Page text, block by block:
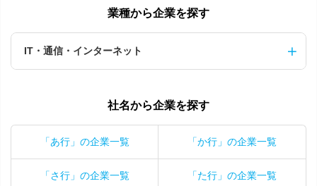
業種から企業を探す
IT・通信・インターネット
社名から企業を探す
「あ行」の企業一覧 「か行」の企業一覧
「さ行」の企業一覧 「た行」の企業一覧